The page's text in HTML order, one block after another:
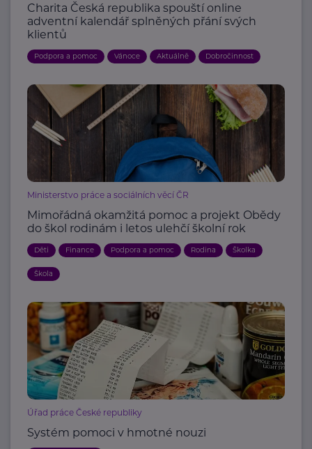
Charita Česká republika spouští online
adventní kalendář splněných přání svých
klientů
Podpora a pomoc Vánoce Aktuálně Dobročinnost
Ministerstvo práce a sociálních věcí ČR
Mimořádná okamžitá pomoc a projekt Obědy
do škol rodinám i letos ulehčí školní rok
Děti Finance Podpora a pomoc Rodina Školka
Škola
Úřad práce České republiky
Systém pomoci v hmotné nouzi